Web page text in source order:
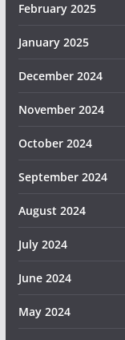
February 2025
January 2025
December 2024
November 2024
October 2024
September 2024
August 2024
July 2024
June 2024
May 2024